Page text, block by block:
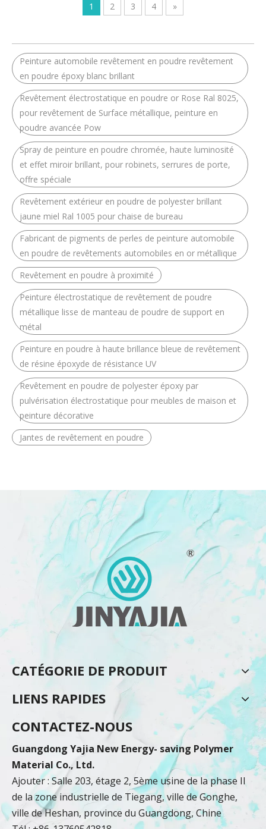
1 2 3 4 »
Peinture automobile revêtement en poudre revêtement
en poudre époxy blanc brillant
Revêtement électrostatique en poudre or Rose Ral 8025,
pour revêtement de Surface métallique, peinture en
poudre avancée Pow
Spray de peinture en poudre chromée, haute luminosité
et effet miroir brillant, pour robinets, serrures de porte,
offre spéciale
Revêtement extérieur en poudre de polyester brillant
jaune miel Ral 1005 pour chaise de bureau
Fabricant de pigments de perles de peinture automobile
en poudre de revêtements automobiles en or métallique
Revêtement en poudre à proximité
Peinture électrostatique de revêtement de poudre
métallique lisse de manteau de poudre de support en
métal
Peinture en poudre à haute brillance bleue de revêtement
de résine époxyde de résistance UV
Revêtement en poudre de polyester époxy par
pulvérisation électrostatique pour meubles de maison et
peinture décorative
Jantes de revêtement en poudre
CATÉGORIE DE PRODUIT
LIENS RAPIDES
CONTACTEZ-NOUS
Guangdong Yajia New Energy- saving Polymer
Material Co., Ltd.
Ajouter : Salle 203, étage 2, 5ème usine de la phase II
de la zone industrielle de Tiegang, ville de Gonghe,
ville de Heshan, province du Guangdong, Chine